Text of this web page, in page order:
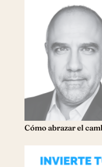
Cómo abrazar el